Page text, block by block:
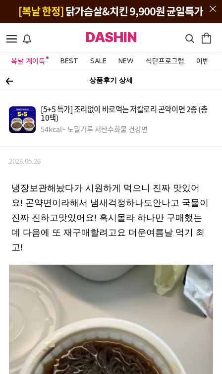
DASHIN
복날 계이득 BEST SALE NEW 식단프로그램 이벤트&
상품후기 상세
[5+5 특가] 조리없이 바로먹는 저칼로리 곤약이면 2종 (총
10팩)
54kcal~ 노밀가루 저탄수화물 건강면
2026.05.26
냉장보관해놨다가 시원하게 먹으니 진짜 맛있어
요! 곤약면이라해서 냄새걱정하나도안나고 국물이
진짜 진하고맛있어요! 혹시몰라 하나만 구매했는
데 다음에 또 재구매할려고요 더운여름날 먹기 최
고!